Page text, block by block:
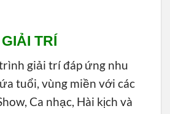
TRÍ
giải trí đáp ứng nhu
tuổi, vùng miền với các
Ca nhạc, Hài kịch và